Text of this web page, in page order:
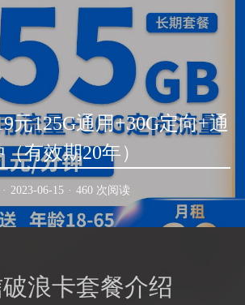
元125G通用+30G定向+通
有效期20年）
· 2023-06-15 · 460 次阅读
浪卡套餐介绍